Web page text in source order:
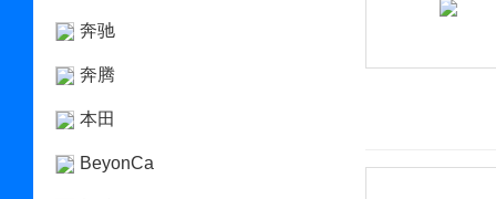
奔驰
奔腾
本田
BeyonCa